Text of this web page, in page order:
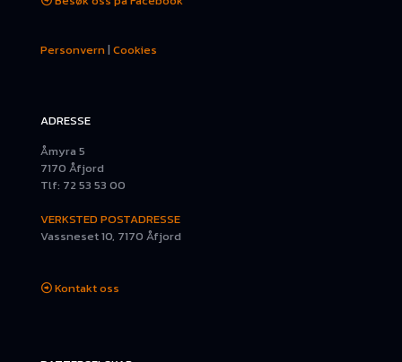
Personvern| Cookies
ADRESSE
Åmyra 5
7170 Åfjord
Tlf: 72 53 53 00
VERKSTED POSTADRESSE
Vassneset 10, 7170 Åfjord
Kontakt oss